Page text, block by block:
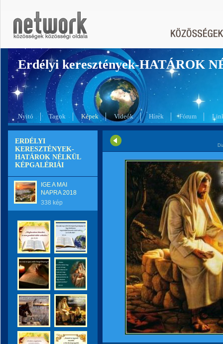
Erdélyi keresztények-HATÁROK
Nyitó Tagok Képek Videók Hírek Fórum
ERDÉLYI
KERESZTÉNYEK-
HATÁROK NÉLKÜL
KÉPGALÉRIÁI
IGE A MAI
NAPRA 2018
338 kép